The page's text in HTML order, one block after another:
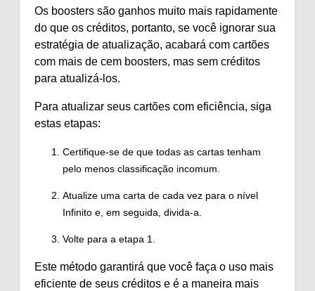
Os boosters são ganhos muito mais rapidamente
do que os créditos, portanto, se você ignorar sua
estratégia de atualização, acabará com cartões
com mais de cem boosters, mas sem créditos
para atualizá-los.
Para atualizar seus cartões com eficiência, siga
estas etapas:
Certifique-se de que todas as cartas tenham
pelo menos classificação incomum.
Atualize uma carta de cada vez para o nível
Infinito e, em seguida, divida-a.
Volte para a etapa 1.
Este método garantirá que você faça o uso mais
eficiente de seus créditos e é a maneira mais